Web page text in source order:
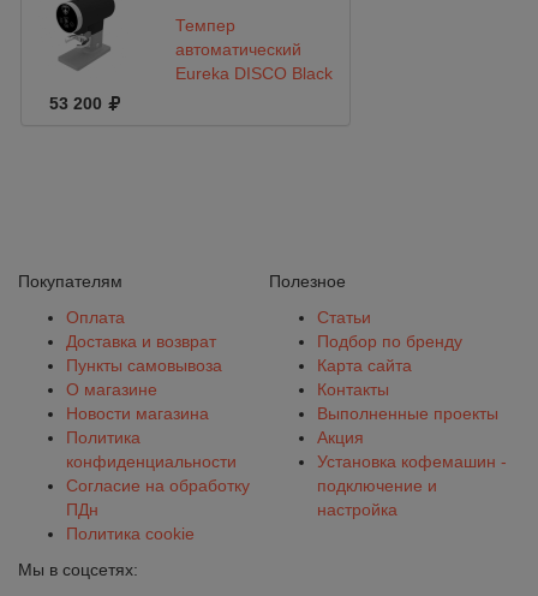
Темпер
автоматический
Eureka DISCO Black
53 200
Покупателям
Оплата
Доставка и возврат
Пункты самовывоза
О магазине
Новости магазина
Политика
конфиденциальности
Согласие на обработку
ПДн
Политика cookie
Полезное
Статьи
Подбор по бренду
Карта сайта
Контакты
Выполненные проекты
Акция
Установка кофемашин -
подключение и
настройка
Мы в соцсетях: